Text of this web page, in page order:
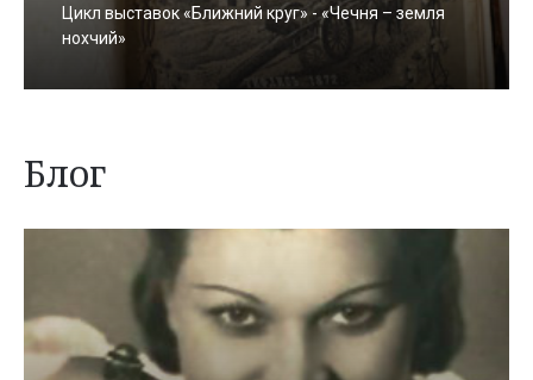
Цикл выставок «Ближний круг» - «Чечня – земля
нохчий»
Блог